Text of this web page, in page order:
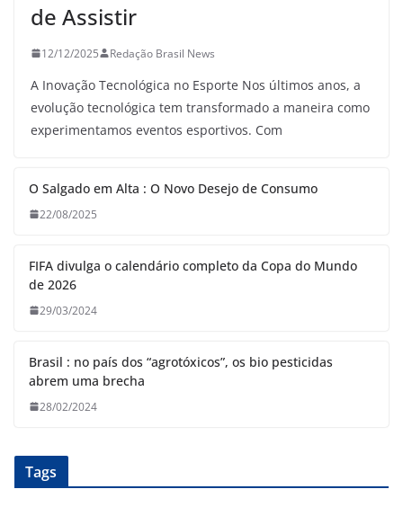
de Assistir
12/12/2025 Redação Brasil News
A Inovação Tecnológica no Esporte Nos últimos anos, a
evolução tecnológica tem transformado a maneira como
experimentamos eventos esportivos. Com
O Salgado em Alta : O Novo Desejo de Consumo
22/08/2025
FIFA divulga o calendário completo da Copa do Mundo
de 2026
29/03/2024
Brasil : no país dos “agrotóxicos”, os bio pesticidas
abrem uma brecha
28/02/2024
Tags